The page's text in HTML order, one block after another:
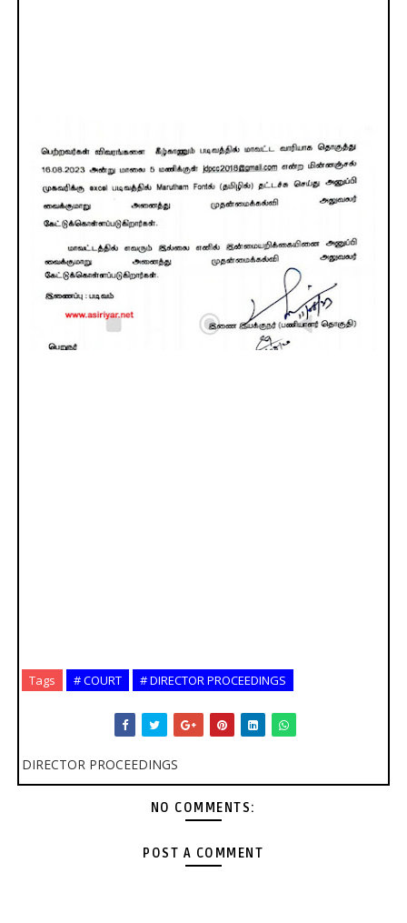
Tags # COURT # DIRECTOR PROCEEDINGS
DIRECTOR PROCEEDINGS
NO COMMENTS:
POST A COMMENT